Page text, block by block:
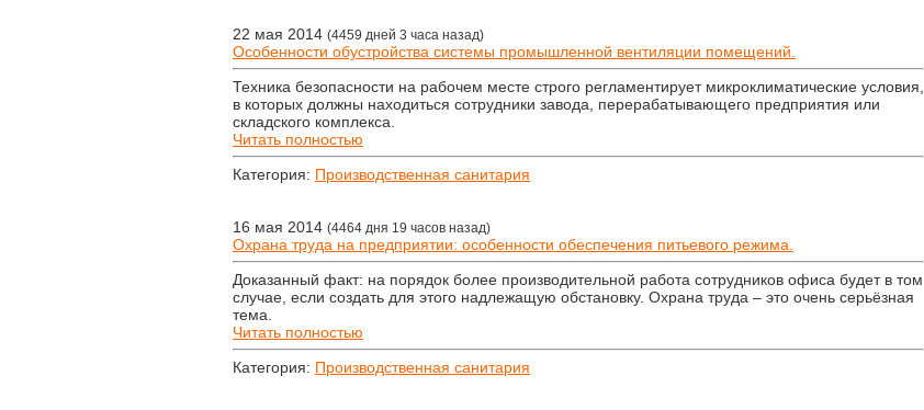
22 мая 2014 (4459 дней 3 часа назад)
Особенности обустройства системы промышленной вентиляции помещений.
Техника безопасности на рабочем месте строго регламентирует микроклиматические условия,
в которых должны находиться сотрудники завода, перерабатывающего предприятия или
складского комплекса.
Читать полностью
Категория: Производственная санитария
16 мая 2014 (4464 дня 19 часов назад)
Охрана труда на предприятии: особенности обеспечения питьевого режима.
Доказанный факт: на порядок более производительной работа сотрудников офиса будет в том
случае, если создать для этого надлежащую обстановку. Охрана труда – это очень серьёзная
тема.
Читать полностью
Категория: Производственная санитария